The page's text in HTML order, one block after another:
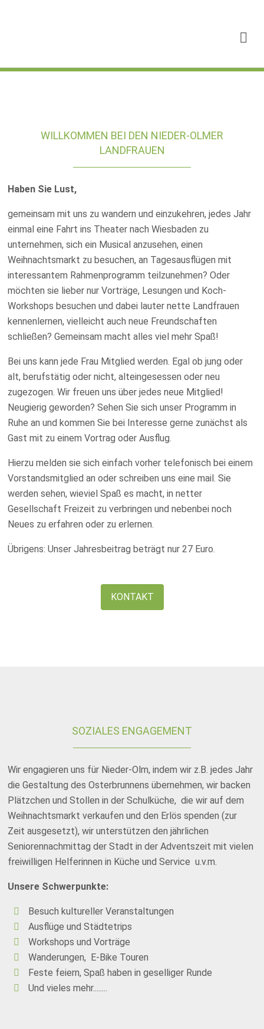
WILLKOMMEN BEI DEN NIEDER-OLMER
LANDFRAUEN
Haben Sie Lust,
gemeinsam mit uns zu wandern und einzukehren, jedes Jahr
einmal eine Fahrt ins Theater nach Wiesbaden zu
unternehmen, sich ein Musical anzusehen, einen
Weihnachtsmarkt zu besuchen, an Tagesausflügen mit
interessantem Rahmenprogramm teilzunehmen? Oder
möchten sie lieber nur Vorträge, Lesungen und Koch-
Workshops besuchen und dabei lauter nette Landfrauen
kennenlernen, vielleicht auch neue Freundschaften
schließen? Gemeinsam macht alles viel mehr Spaß!
Bei uns kann jede Frau Mitglied werden. Egal ob jung oder
alt, berufstätig oder nicht, alteingesessen oder neu
zugezogen. Wir freuen uns über jedes neue Mitglied!
Neugierig geworden? Sehen Sie sich unser Programm in
Ruhe an und kommen Sie bei Interesse gerne zunächst als
Gast mit zu einem Vortrag oder Ausflug.
Hierzu melden sie sich einfach vorher telefonisch bei einem
Vorstandsmitglied an oder schreiben uns eine mail. Sie
werden sehen, wieviel Spaß es macht, in netter
Gesellschaft Freizeit zu verbringen und nebenbei noch
Neues zu erfahren oder zu erlernen.
Übrigens: Unser Jahresbeitrag beträgt nur 27 Euro.
KONTAKT
SOZIALES ENGAGEMENT
Wir engagieren uns für Nieder-Olm, indem wir z.B. jedes Jahr
die Gestaltung des Osterbrunnens übernehmen, wir backen
Plätzchen und Stollen in der Schulküche, die wir auf dem
Weihnachtsmarkt verkaufen und den Erlös spenden (zur
Zeit ausgesetzt), wir unterstützen den jährlichen
Seniorennachmittag der Stadt in der Adventszeit mit vielen
freiwilligen Helferinnen in Küche und Service u.v.m.
Unsere Schwerpunkte:
Besuch kultureller Veranstaltungen
Ausflüge und Städtetrips
Workshops und Vorträge
Wanderungen, E-Bike Touren
Feste feiern, Spaß haben in geselliger Runde
Und vieles mehr........